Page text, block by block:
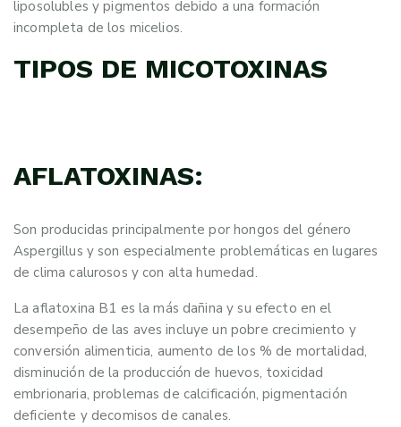
liposolubles y pigmentos debido a una formación
incompleta de los micelios.
TIPOS DE MICOTOXINAS
AFLATOXINAS:
Son producidas principalmente por hongos del género
Aspergillus y son especialmente problemáticas en lugares
de clima calurosos y con alta humedad.
La aflatoxina B1 es la más dañina y su efecto en el
desempeño de las aves incluye un pobre crecimiento y
conversión alimenticia, aumento de los % de mortalidad,
disminución de la producción de huevos, toxicidad
embrionaria, problemas de calcificación, pigmentación
deficiente y decomisos de canales.